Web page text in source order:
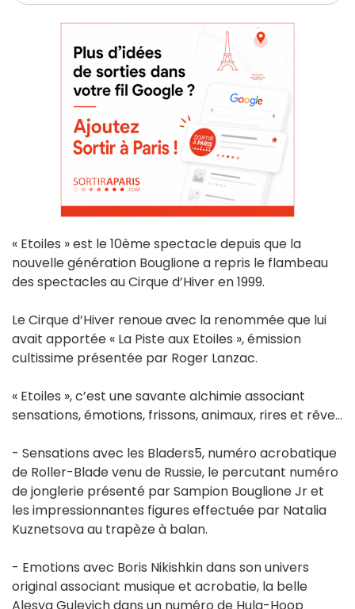
« Etoiles » est le 10ème spectacle depuis que la
nouvelle génération Bouglione a repris le flambeau
des spectacles au Cirque d’Hiver en 1999.
Le Cirque d’Hiver renoue avec la renommée que lui
avait apportée « La Piste aux Etoiles », émission
cultissime présentée par Roger Lanzac.
« Etoiles », c’est une savante alchimie associant
sensations, émotions, frissons, animaux, rires et rêve…
- Sensations avec les Bladers5, numéro acrobatique
de Roller-Blade venu de Russie, le percutant numéro
de jonglerie présenté par Sampion Bouglione Jr et
les impressionnantes figures effectuée par Natalia
Kuznetsova au trapèze à balan.
- Emotions avec Boris Nikishkin dans son univers
original associant musique et acrobatie, la belle